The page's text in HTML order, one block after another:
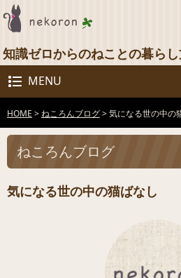
知識ゼロからのねことの暮ら
MENU
HOME >ねころんブログ>気になる世の中の
ねころんブログ
気になる世の中の猫ばなし